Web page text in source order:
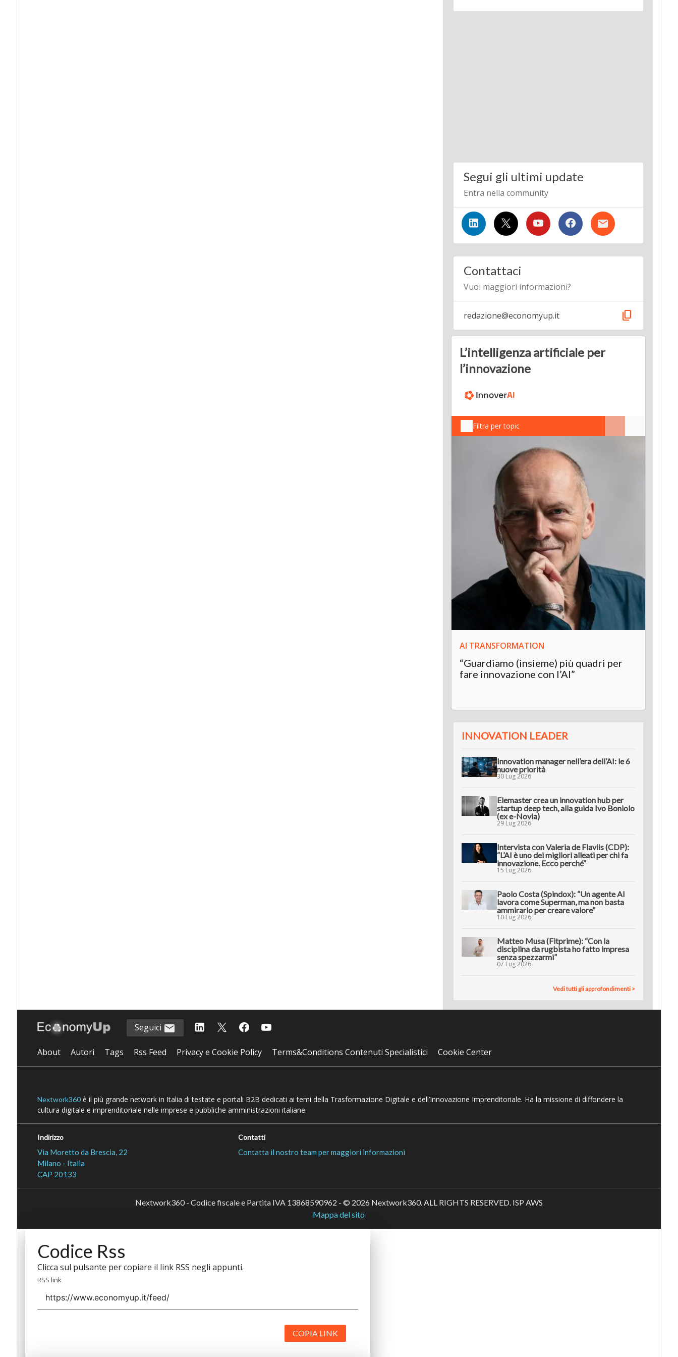
Segui gli ultimi update
Entra nella community
Contattaci
Vuoi maggiori informazioni?
redazione@economyup.it content_copy
L’intelligenza artificiale per
l’innovazione
Filtra per topic
AI TRANSFORMATION
“Guardiamo (insieme) più quadri per
fare innovazione con l’AI”
INNOVATION LEADER
Innovation manager nell’era dell’AI: le 6
nuove priorità
30 Lug 2026
Elemaster crea un innovation hub per
startup deep tech, alla guida Ivo Boniolo
(ex e-Novia)
29 Lug 2026
Intervista con Valeria de Flaviis (CDP):
“L’AI è uno dei migliori alleati per chi fa
innovazione. Ecco perché”
15 Lug 2026
Paolo Costa (Spindox): “Un agente AI
lavora come Superman, ma non basta
ammirarlo per creare valore”
10 Lug 2026
Matteo Musa (Fitprime): “Con la
disciplina da rugbista ho fatto impresa
senza spezzarmi”
07 Lug 2026
Vedi tutti gli approfondimenti >
Seguici
About Autori Tags Rss Feed Privacy e Cookie Policy Terms&Conditions Contenuti Specialistici Cookie Center
Nextwork360è il più grande network in Italia di testate e portali B2B dedicati ai temi della Trasformazione Digitale e dell’Innovazione Imprenditoriale. Ha la missione di diffondere la
cultura digitale e imprenditoriale nelle imprese e pubbliche amministrazioni italiane.
Indirizzo
Via Moretto da Brescia, 22
Milano - Italia
CAP 20133
Contatti
Contatta il nostro team per maggiori informazioni
Nextwork360 - Codice fiscale e Partita IVA 13868590962 - © 2026 Nextwork360. ALL RIGHTS RESERVED. ISP AWS
Mappa del sito
Codice Rss
Clicca sul pulsante per copiare il link RSS negli appunti.
RSS link
COPIA LINK